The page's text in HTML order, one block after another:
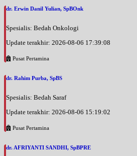
dr. Erwin Danil Yulian, SpBOnk
Spesialis: Bedah Onkologi
Update terakhir: 2026-08-06 17:39:08
Pusat Pertamina
dr. Rahim Purba, SpBS
Spesialis: Bedah Saraf
Update terakhir: 2026-08-06 15:19:02
Pusat Pertamina
dr. AFRIYANTI SANDHI, SpBPRE